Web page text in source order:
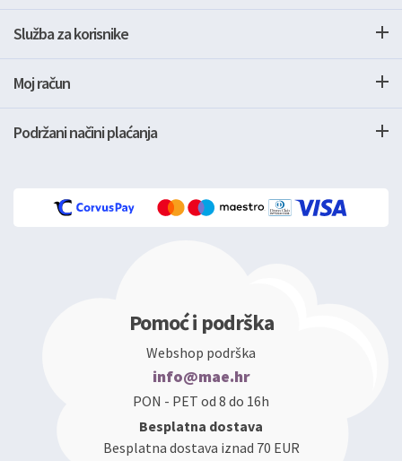
Služba za korisnike
Moj račun
Podržani načini plaćanja
Pomoć i podrška
Webshop podrška
info@mae.hr
PON - PET od 8 do 16h
Besplatna dostava
Besplatna dostava iznad 70 EUR